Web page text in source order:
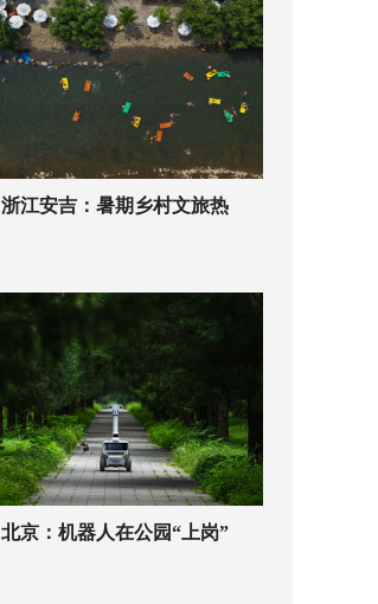
浙江安吉：暑期乡村文旅热
北京：机器人在公园“上岗”